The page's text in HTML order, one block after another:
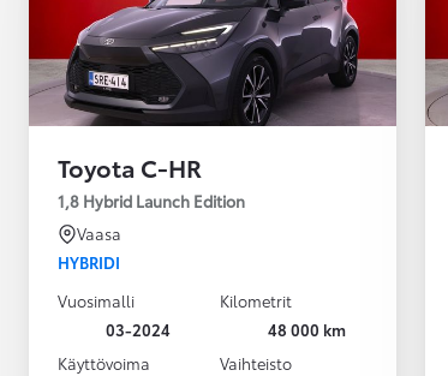
Toyota C-HR
1,8 Hybrid Launch Edition
Vaasa
HYBRIDI
Vuosimalli
03-2024
Kilometrit
48 000 km
Käyttövoima
Vaihteisto